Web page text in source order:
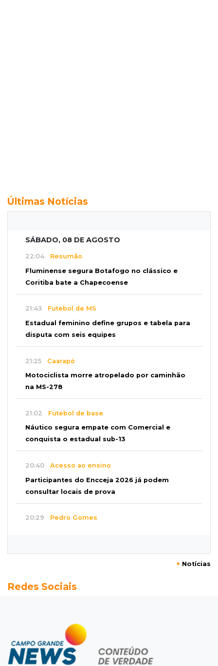
Últimas Notícias
SÁBADO, 08 DE AGOSTO
22:04 Resumão
Fluminense segura Botafogo no clássico e
Coritiba bate a Chapecoense
21:43 Futebol de MS
Estadual feminino define grupos e tabela para
disputa com seis equipes
21:25 Caarapó
Motociclista morre atropelado por caminhão
na MS-278
21:02 Futebol de base
Náutico segura empate com Comercial e
conquista o estadual sub-13
20:40 Acesso ao ensino
Participantes do Encceja 2026 já podem
consultar locais de prova
20:29 Pedro Gomes
Pantanal treina em Goiânia antes de jogo que
Campeonato Brasileiro
Remo busca empate com Atlético-MG e segue
na zona de rebaixamento
+ Notícias
Redes Sociais